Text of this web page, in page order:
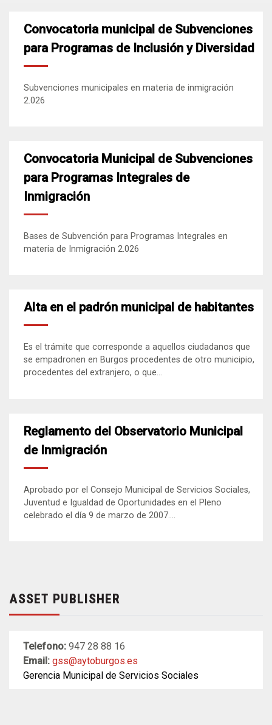
Convocatoria municipal de Subvenciones
para Programas de Inclusión y Diversidad
Subvenciones municipales en materia de inmigración
2.026
Convocatoria Municipal de Subvenciones
para Programas Integrales de
Inmigración
Bases de Subvención para Programas Integrales en
materia de Inmigración 2.026
Alta en el padrón municipal de habitantes
Es el trámite que corresponde a aquellos ciudadanos que
se empadronen en Burgos procedentes de otro municipio,
procedentes del extranjero, o que...
Reglamento del Observatorio Municipal
de Inmigración
Aprobado por el Consejo Municipal de Servicios Sociales,
Juventud e Igualdad de Oportunidades en el Pleno
celebrado el día 9 de marzo de 2007....
ASSET PUBLISHER
Telefono: 947 28 88 16
Email: gss@aytoburgos.es
Gerencia Municipal de Servicios Sociales